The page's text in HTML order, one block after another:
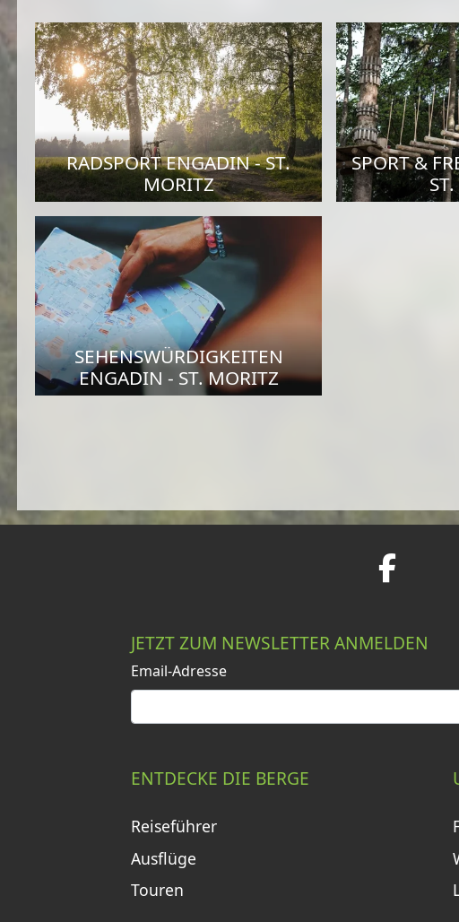
RADSPORT ENGADIN - ST.
MORITZ
SPORT &
SEHENSWÜRDIGKEITEN
ENGADIN - ST. MORITZ
JETZT ZUM NEWSLETTER ANMELDEN
Email-Adresse
ENTDECKE DIE BERGE
Reiseführer
Ausflüge
Touren